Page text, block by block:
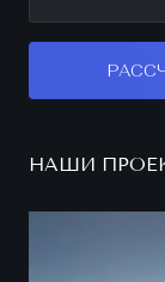
НАШИ